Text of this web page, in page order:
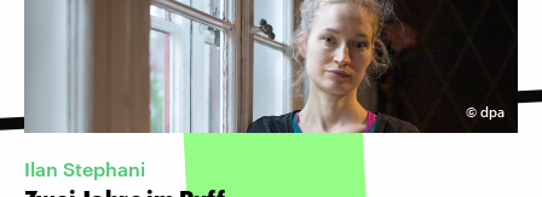
© dpa
Ilan Stephani